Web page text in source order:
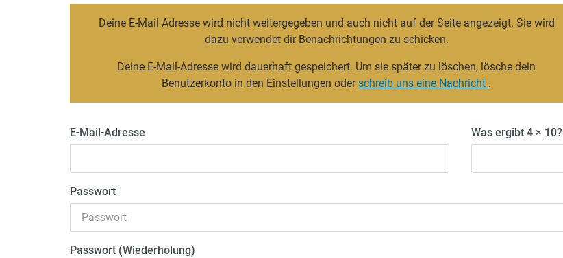
Deine E-Mail Adresse wird nicht weitergegeben und auch nicht auf der Seite angezeigt. Sie wird
dazu verwendet dir Benachrichtungen zu schicken.
Deine E-Mail-Adresse wird dauerhaft gespeichert. Um sie später zu löschen, lösche dein
Benutzerkonto in den Einstellungen oderschreib uns eine Nachricht .
E-Mail-Adresse Was ergibt 4 × 10?
Passwort
Passwort (Wiederholung)